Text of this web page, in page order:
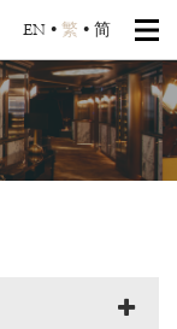
EN • 繁 • 简